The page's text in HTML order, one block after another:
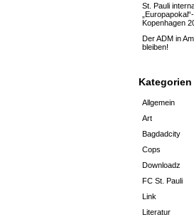
St. Pauli
Kopenhagen
Der ADM in
bleiben!
Kategorien
Allgemein
Art
Bagdadcity
Cops
Downloadz
FC St. Pauli
Link
Literatur